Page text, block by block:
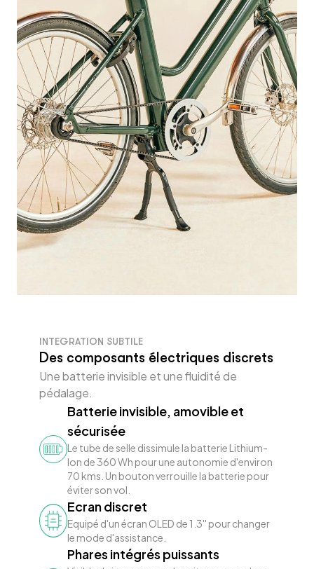
INTEGRATION SUBTILE
Des composants électriques discrets
Une batterie invisible et une fluidité de
pédalage.
Batterie invisible, amovible et
sécurisée
Le tube de selle dissimule la batterie Lithium-
Ion de 360 Wh pour une autonomie d'environ
70 kms. Un bouton verrouille la batterie pour
éviter son vol.
Ecran discret
Equipé d'un écran OLED de 1.3'' pour changer
le mode d'assistance.
Phares intégrés puissants